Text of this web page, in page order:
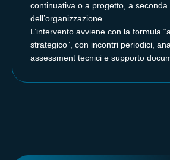
continuativa o a progetto, a
dell’organizzazione.
L’intervento avviene con la formula
strategico”, con incontri periodici,
assessment tecnici e supporto